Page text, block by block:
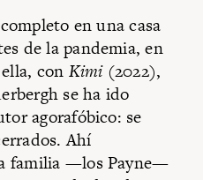
en una casa
de la pandemia, en
con Kimi (2022),
se ha ido
agorafóbico: se
Ahí
familia —los Payne—